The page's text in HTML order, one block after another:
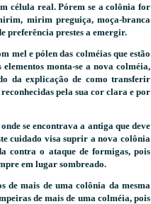
célula real. Pórem se a colônia for
mirim preguiça, moça-branca
preferência prestes a emergir.
mel e pólen das colméias que estão
monta-se a nova colméia,
da explicação de como transferir
pela sua cor clara e por
se encontrava a antiga que deve
cuidado visa suprir a nova colônia
contra o ataque de formigas, pois
em lugar sombreado.
de mais de uma colônia da mesma
de mais de uma colméia, pois